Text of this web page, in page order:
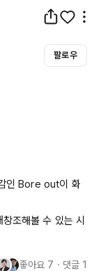
팔로우
인 Bore out이 화
조해볼 수 있는 시
좋아요 7 ・ 댓글 1